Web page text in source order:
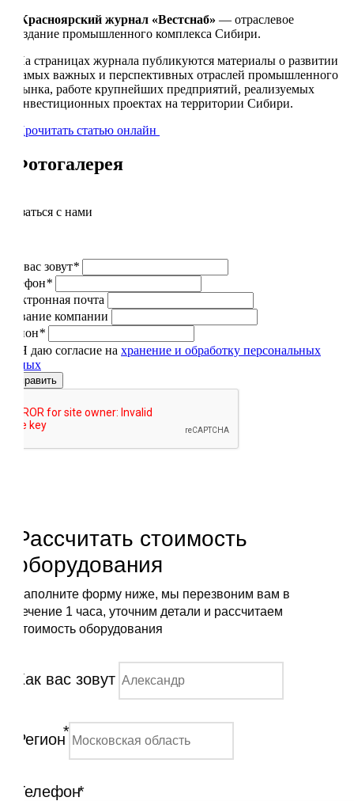
Красноярский журнал «Вестснаб» — отраслевое
издание промышленного комплекса Сибири.
На страницах журнала публикуются материалы о развитии
самых важных и перспективных отраслей промышленного
рынка, работе крупнейших предприятий, реализуемых
инвестиционных проектах на территории Сибири.
Прочитать статью онлайн
Фотогалерея
Связаться с нами
Как вас зовут*
Телефон*
Электронная почта
Название компании
Регион*
Я даю согласие на хранение и обработку персональных
данных
Отправить
Рассчитать стоимость
оборудования
Заполните форму ниже, мы перезвоним вам в
течение 1 часа, уточним детали и рассчитаем
стоимость оборудования
Как вас зовут
Регион*
Телефон*